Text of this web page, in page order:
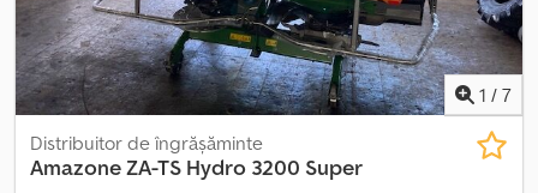
suprafețeiDispozitiv de inversare: deblocare rapidă a
înfundărilorCompensare pendulară: stabilitate pe teren
denivelatTocator paie: tocător premium cu 100 de cuțite și
distribuitor radialLocație: client Csdpfx Afowgpf Asnsha
1 / 7
Distribuitor de îngrășăminte
AmazoneZA-TS Hydro 3200 Super